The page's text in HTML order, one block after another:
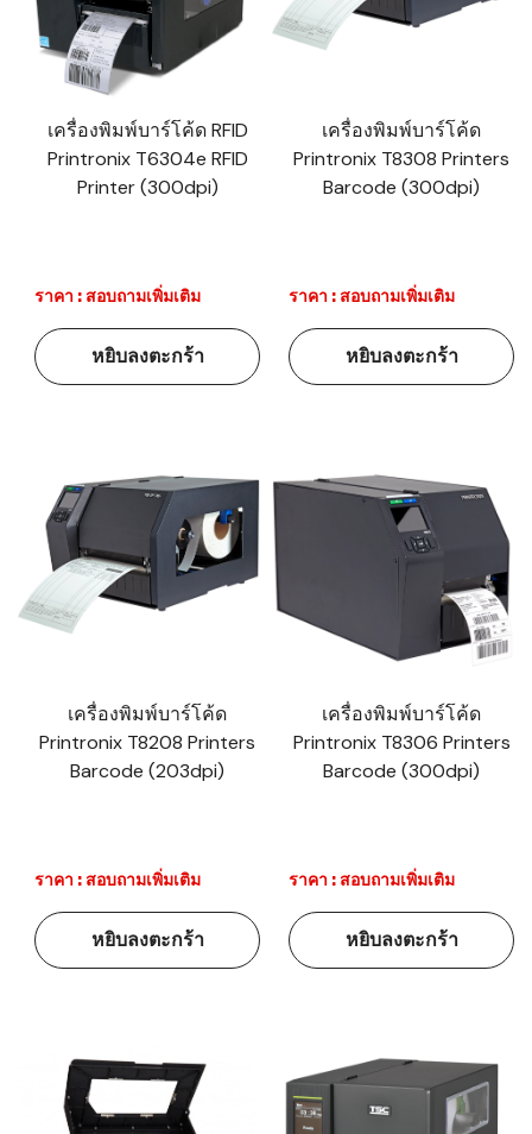
เครื่องพิมพ์บาร์โค้ด RFID
Printronix T6304e RFID
Printer (300dpi)
ราคา : สอบถามเพิ่มเติม
หยิบลงตะกร้า
เครื่องพิมพ์บาร์โค้ด
Printronix T8308 Printers
Barcode (300dpi)
ราคา : สอบถามเพิ่มเติม
หยิบลงตะกร้า
เครื่องพิมพ์บาร์โค้ด
Printronix T8208 Printers
Barcode (203dpi)
ราคา : สอบถามเพิ่มเติม
หยิบลงตะกร้า
เครื่องพิมพ์บาร์โค้ด
Printronix T8306 Printers
Barcode (300dpi)
ราคา : สอบถามเพิ่มเติม
หยิบลงตะกร้า